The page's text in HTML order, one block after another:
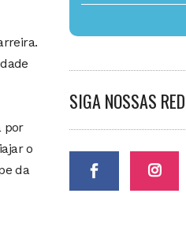
por
o
da
SIGA NOSSAS